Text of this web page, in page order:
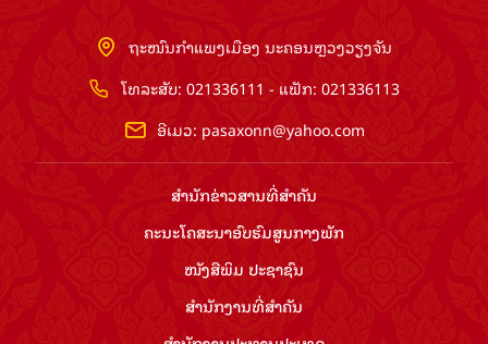
ຖະໜົນກຳແພງເມືອງ ນະຄອນຫຼວງວຽງຈັນ
ໂທລະສັບ: 021336111 - ແຟັກ: 021336113
ອີເມວ: pasaxonn@yahoo.com
ສຳ​ນັກ​ຂ່າວ​ສານ​ທີ່​ສຳ​ຄັນ​
ຄະນະໂຄສະນາອົບຮົມ​ສູນ​ກາງ​ພັກ
ໜັງສືພິມ ປະ​ຊາ​ຊົນ
ສຳ​ນັກ​ງານ​ທີ່​ສຳ​ຄັນ